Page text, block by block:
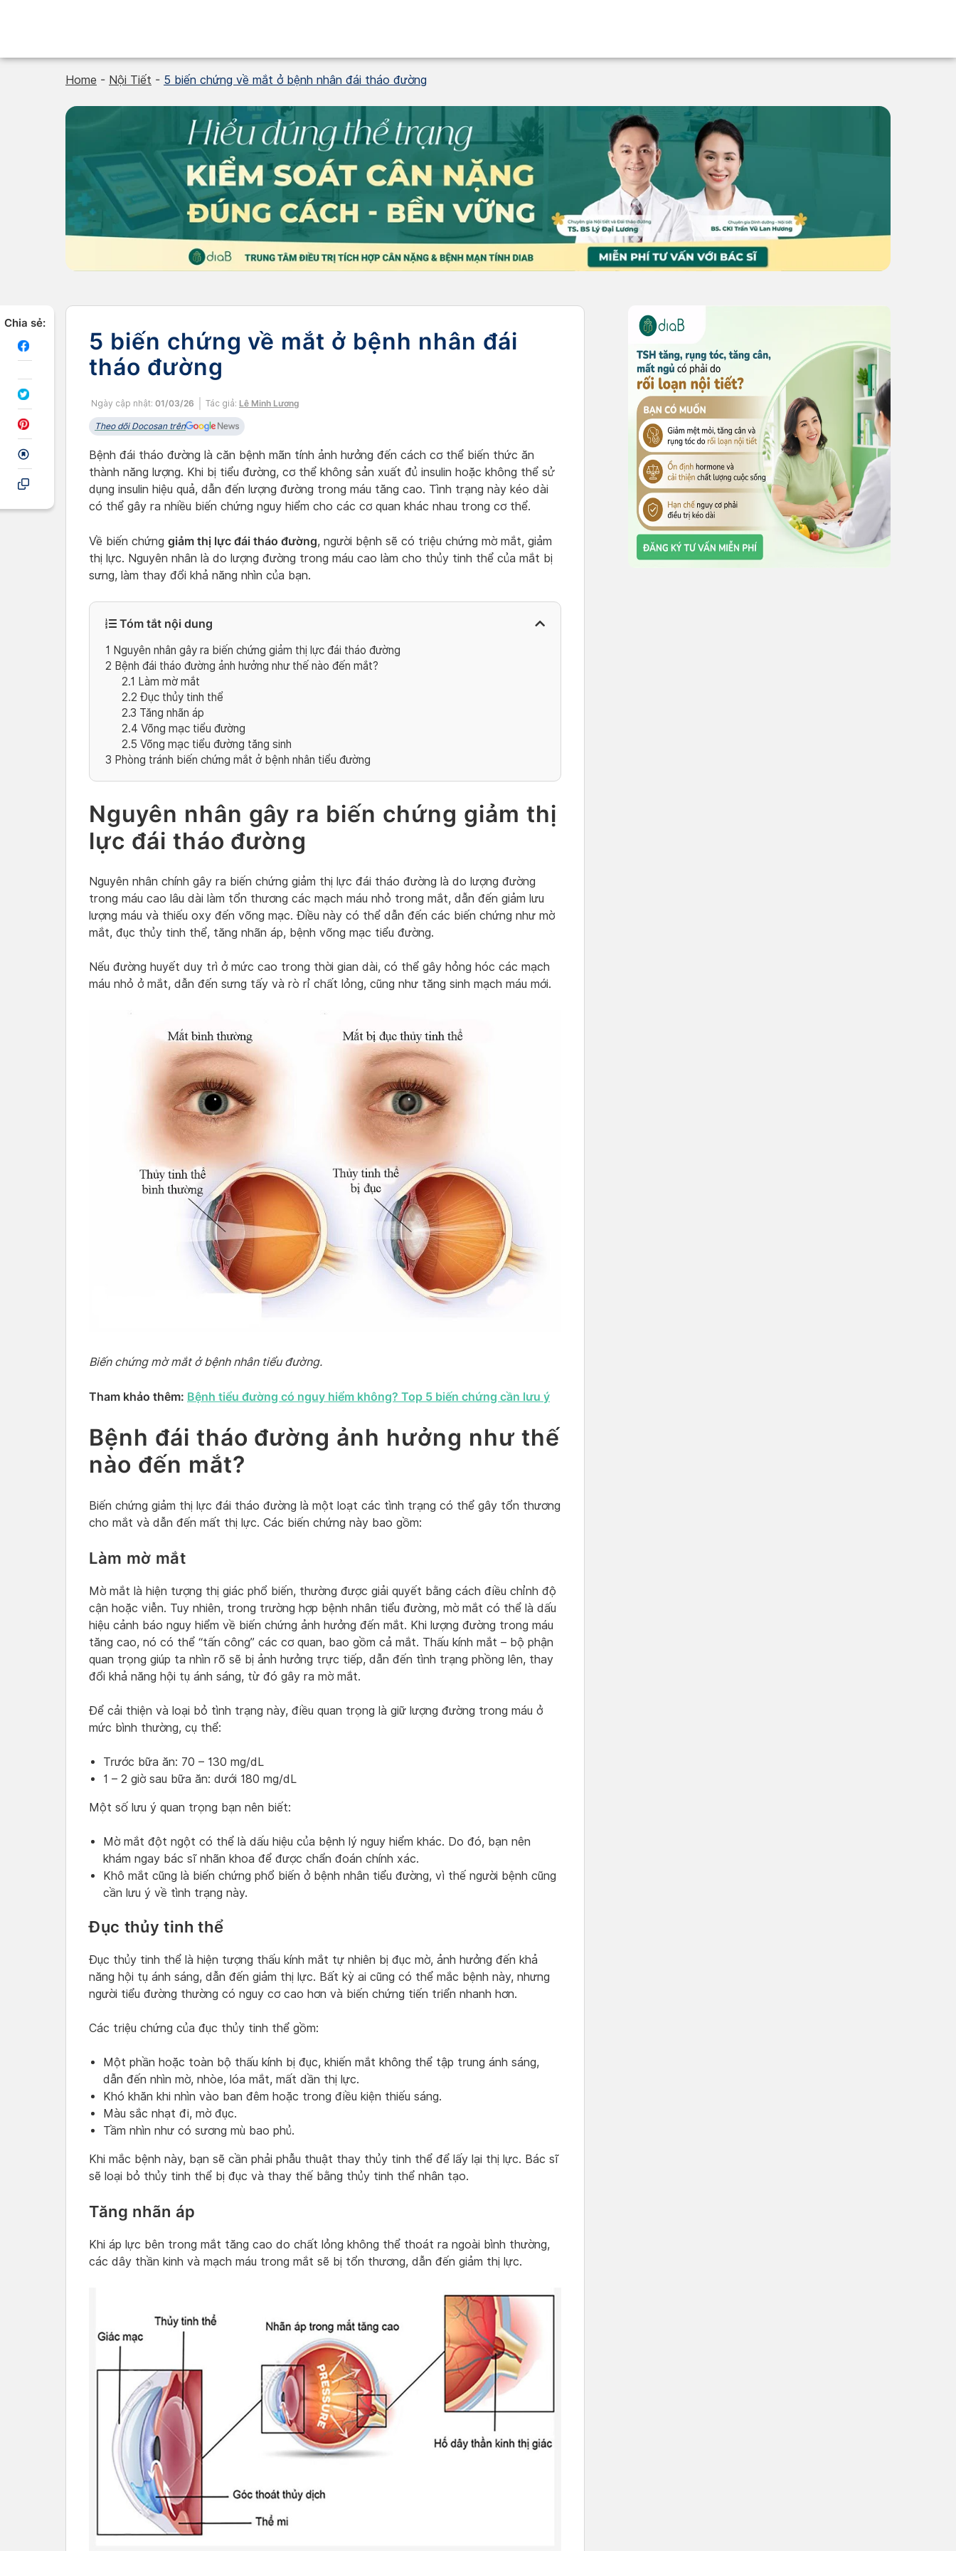
Home - Nội Tiết - 5 biến chứng về mắt ở bệnh nhân đái tháo đường
Chia sẻ:
5 biến chứng về mắt ở bệnh nhân đái
tháo đường
Ngày cập nhật: 01/03/26 Tác giả: Lê Minh Lương
Theo dõi Docosan trên
Bệnh đái tháo đường là căn bệnh mãn tính ảnh hưởng đến cách cơ thể biến thức ăn
thành năng lượng. Khi bị tiểu đường, cơ thể không sản xuất đủ insulin hoặc không thể sử
dụng insulin hiệu quả, dẫn đến lượng đường trong máu tăng cao. Tình trạng này kéo dài
có thể gây ra nhiều biến chứng nguy hiểm cho các cơ quan khác nhau trong cơ thể.
Về biến chứng giảm thị lực đái tháo đường, người bệnh sẽ có triệu chứng mờ mắt, giảm
thị lực. Nguyên nhân là do lượng đường trong máu cao làm cho thủy tinh thể của mắt bị
sưng, làm thay đổi khả năng nhìn của bạn.
Tóm tắt nội dung
1 Nguyên nhân gây ra biến chứng giảm thị lực đái tháo đường
2 Bệnh đái tháo đường ảnh hưởng như thế nào đến mắt?
2.1 Làm mờ mắt
2.2 Đục thủy tinh thể
2.3 Tăng nhãn áp
2.4 Võng mạc tiểu đường
2.5 Võng mạc tiểu đường tăng sinh
3 Phòng tránh biến chứng mắt ở bệnh nhân tiểu đường
Nguyên nhân gây ra biến chứng giảm thị
lực đái tháo đường
Nguyên nhân chính gây ra biến chứng giảm thị lực đái tháo đường là do lượng đường
trong máu cao lâu dài làm tổn thương các mạch máu nhỏ trong mắt, dẫn đến giảm lưu
lượng máu và thiếu oxy đến võng mạc. Điều này có thể dẫn đến các biến chứng như mờ
mắt, đục thủy tinh thể, tăng nhãn áp, bệnh võng mạc tiểu đường.
Nếu đường huyết duy trì ở mức cao trong thời gian dài, có thể gây hỏng hóc các mạch
máu nhỏ ở mắt, dẫn đến sưng tấy và rò rỉ chất lỏng, cũng như tăng sinh mạch máu mới.
Biến chứng mờ mắt ở bệnh nhân tiểu đường.
Tham khảo thêm: Bệnh tiểu đường có nguy hiểm không? Top 5 biến chứng cần lưu ý
Bệnh đái tháo đường ảnh hưởng như thế
nào đến mắt?
Biến chứng giảm thị lực đái tháo đường là một loạt các tình trạng có thể gây tổn thương
cho mắt và dẫn đến mất thị lực. Các biến chứng này bao gồm:
Làm mờ mắt
Mờ mắt là hiện tượng thị giác phổ biến, thường được giải quyết bằng cách điều chỉnh độ
cận hoặc viễn. Tuy nhiên, trong trường hợp bệnh nhân tiểu đường, mờ mắt có thể là dấu
hiệu cảnh báo nguy hiểm về biến chứng ảnh hưởng đến mắt. Khi lượng đường trong máu
tăng cao, nó có thể “tấn công” các cơ quan, bao gồm cả mắt. Thấu kính mắt – bộ phận
quan trọng giúp ta nhìn rõ sẽ bị ảnh hưởng trực tiếp, dẫn đến tình trạng phồng lên, thay
đổi khả năng hội tụ ánh sáng, từ đó gây ra mờ mắt.
Để cải thiện và loại bỏ tình trạng này, điều quan trọng là giữ lượng đường trong máu ở
mức bình thường, cụ thể:
Trước bữa ăn: 70 – 130 mg/dL
1 – 2 giờ sau bữa ăn: dưới 180 mg/dL
Một số lưu ý quan trọng bạn nên biết:
Mờ mắt đột ngột có thể là dấu hiệu của bệnh lý nguy hiểm khác. Do đó, bạn nên
khám ngay bác sĩ nhãn khoa để được chẩn đoán chính xác.
Khô mắt cũng là biến chứng phổ biến ở bệnh nhân tiểu đường, vì thế người bệnh cũng
cần lưu ý về tình trạng này.
Đục thủy tinh thể
Đục thủy tinh thể là hiện tượng thấu kính mắt tự nhiên bị đục mờ, ảnh hưởng đến khả
năng hội tụ ánh sáng, dẫn đến giảm thị lực. Bất kỳ ai cũng có thể mắc bệnh này, nhưng
người tiểu đường thường có nguy cơ cao hơn và biến chứng tiến triển nhanh hơn.
Các triệu chứng của đục thủy tinh thể gồm:
Một phần hoặc toàn bộ thấu kính bị đục, khiến mắt không thể tập trung ánh sáng,
dẫn đến nhìn mờ, nhòe, lóa mắt, mất dần thị lực.
Khó khăn khi nhìn vào ban đêm hoặc trong điều kiện thiếu sáng.
Màu sắc nhạt đi, mờ đục.
Tầm nhìn như có sương mù bao phủ.
Khi mắc bệnh này, bạn sẽ cần phải phẫu thuật thay thủy tinh thể để lấy lại thị lực. Bác sĩ
sẽ loại bỏ thủy tinh thể bị đục và thay thế bằng thủy tinh thể nhân tạo.
Tăng nhãn áp
Khi áp lực bên trong mắt tăng cao do chất lỏng không thể thoát ra ngoài bình thường,
các dây thần kinh và mạch máu trong mắt sẽ bị tổn thương, dẫn đến giảm thị lực.